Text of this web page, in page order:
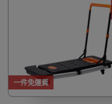
一件免運費